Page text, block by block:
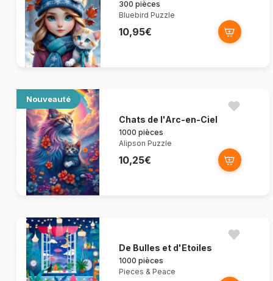
300 pièces
Bluebird Puzzle
10,95€
Nouveauté
Chats de l'Arc-en-Ciel
1000 pièces
Alipson Puzzle
10,25€
De Bulles et d'Etoiles
1000 pièces
Pieces & Peace